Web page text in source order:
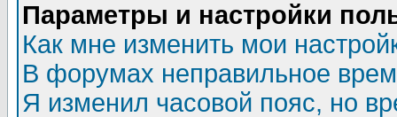
Параметры и настройки
Как мне изменить мои
В форумах неправильное
Я изменил часовой пояс, но